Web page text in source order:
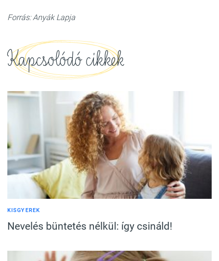
Forrás: Anyák Lapja
Kapcsolódó cikkek
KISGYEREK
Nevelés büntetés nélkül: így csináld!